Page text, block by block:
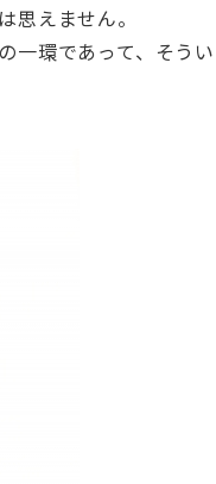
えません。
一環であって、そうい